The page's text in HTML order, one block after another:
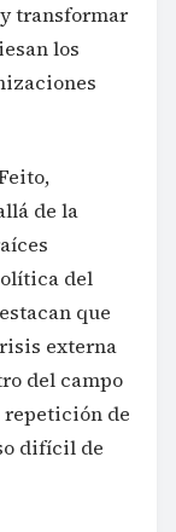
transformar
los
de la
del
que
externa
del campo
repetición de
difícil de